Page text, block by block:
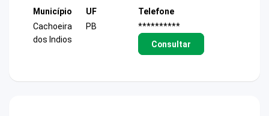
Município
Cachoeira
dos Indios
UF
PB
Telefone
**********
Consultar